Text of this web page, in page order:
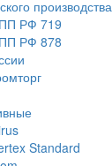
производства
РФ 719
РФ 878
Standard